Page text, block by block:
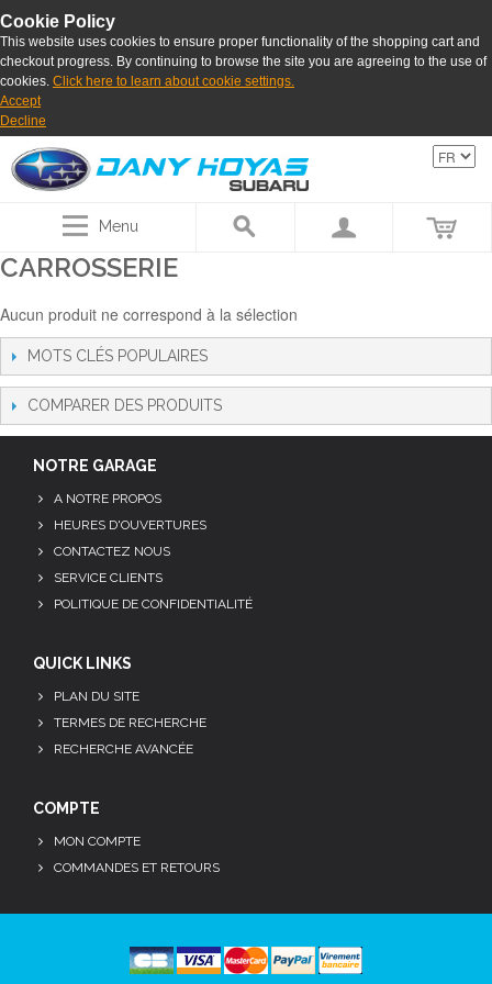
Cookie Policy
This website uses cookies to ensure proper functionality of the shopping cart and
checkout progress. By continuing to browse the site you are agreeing to the use of
cookies. Click here to learn about cookie settings.
Accept
Decline
Menu
CARROSSERIE
Aucun produit ne correspond à la sélection
MOTS CLÉS POPULAIRES
COMPARER DES PRODUITS
NOTRE GARAGE
A NOTRE PROPOS
HEURES D'OUVERTURES
CONTACTEZ NOUS
SERVICE CLIENTS
POLITIQUE DE CONFIDENTIALITÉ
QUICK LINKS
PLAN DU SITE
TERMES DE RECHERCHE
RECHERCHE AVANCÉE
COMPTE
MON COMPTE
COMMANDES ET RETOURS